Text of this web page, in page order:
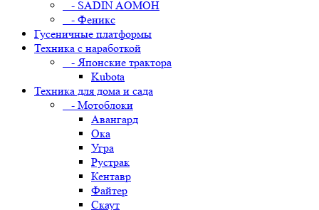
- SADIN AOMOH
- Феникс
Гусеничные платформы
Техника с наработкой
- Японские трактора
Kubota
Техника для дома и сада
- Мотоблоки
Авангард
Ока
Угра
Рустрак
Кентавр
Файтер
Скаут